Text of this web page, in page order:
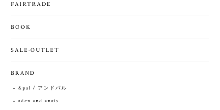
FAIRTRADE
BOOK
SALE·OUTLET
BRAND
&pal / アンドパル
aden and anais